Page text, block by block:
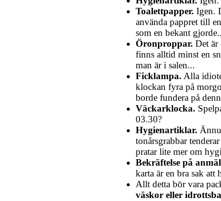
Toalettpapper. Igen.
använda pappret till
som en bekant
Öronproppar. Det är
finns alltid minst en
man är i salen...
Ficklampa. Alla
klockan fyra på
borde fundera på
Väckarklocka.
03.30?
Hygienartiklar.
tonårsgrabbar
pratar lite mer om
Bekräftelse på
karta är en bra sak att
Allt detta bör vara
väskor eller